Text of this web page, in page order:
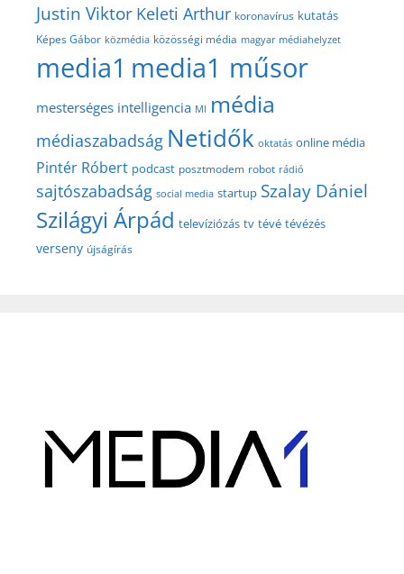
Justin Viktor Keleti Arthur koronavírus kutatás
Képes Gábor közmédia közösségi média magyar médiahelyzet
media1 media1 műsor
mesterséges intelligencia MI média
médiaszabadság Netidők oktatás online média
Pintér Róbert podcast posztmodem robot rádió
sajtószabadság social media startup Szalay Dániel
Szilágyi Árpád televíziózás tv tévé tévézés
verseny újságírás